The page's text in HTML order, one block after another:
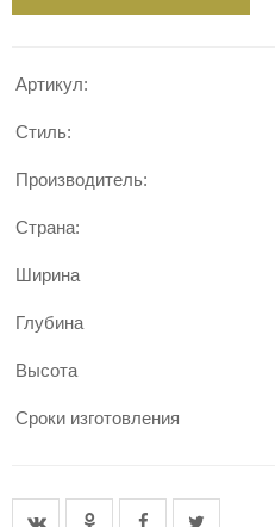
Артикул:
Стиль:
Производитель:
Страна:
Ширина
Глубина
Высота
Сроки изготовления